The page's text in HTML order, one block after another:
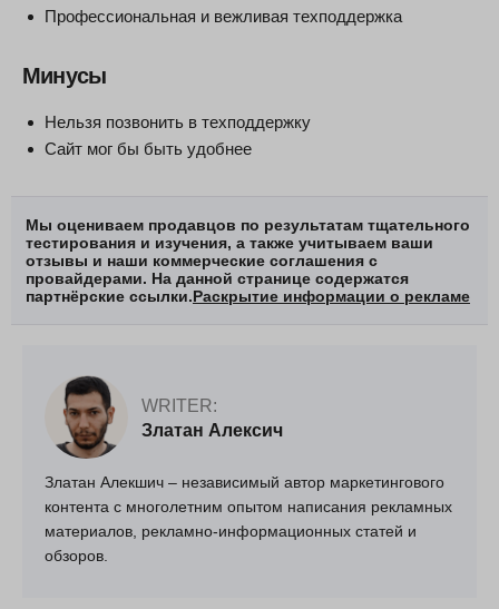
Профессиональная и вежливая техподдержка
Минусы
Нельзя позвонить в техподдержку
Сайт мог бы быть удобнее
Мы оцениваем продавцов по результатам тщательного
тестирования и изучения, а также учитываем ваши
отзывы и наши коммерческие соглашения с
провайдерами. На данной странице содержатся
партнёрские ссылки.Раскрытие информации о рекламе
WRITER:
Златан Алексич
Златан Алекшич – независимый автор маркетингового
контента с многолетним опытом написания рекламных
материалов, рекламно-информационных статей и
обзоров.